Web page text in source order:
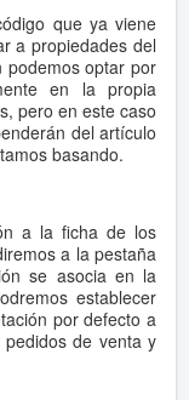
que ya viene
a propiedades del
podemos optar por
en la propia
pero en este caso
del artículo
basando.
a la ficha de los
a la pestaña
se asocia en la
establecer
por defecto a
de venta y